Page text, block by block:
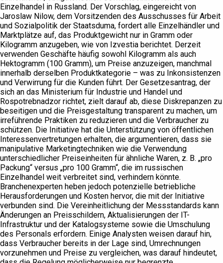
Einzelhandel in Russland. Der Vorschlag, eingereicht von
Jaroslaw Nilow, dem Vorsitzenden des Ausschusses für Arbeit
und Sozialpolitik der Staatsduma, fordert alle Einzelhändler und
Marktplätze auf, das Produktgewicht nur in Gramm oder
Kilogramm anzugeben, wie von Izvestia berichtet. Derzeit
verwenden Geschäfte häufig sowohl Kilogramm als auch
Hektogramm (100 Gramm), um Preise anzuzeigen, manchmal
innerhalb derselben Produktkategorie – was zu Inkonsistenzen
und Verwirrung für die Kunden führt. Der Gesetzesantrag, der
sich an das Ministerium für Industrie und Handel und
Rospotrebnadzor richtet, zielt darauf ab, diese Diskrepanzen zu
beseitigen und die Preisgestaltung transparent zu machen, um
irreführende Praktiken zu reduzieren und die Verbraucher zu
schützen. Die Initiative hat die Unterstützung von öffentlichen
Interessenvertretungen erhalten, die argumentieren, dass sie
manipulative Marketingtechniken wie die Verwendung
unterschiedlicher Preiseinheiten für ähnliche Waren, z. B. „pro
Packung“ versus „pro 100 Gramm“, die im russischen
Einzelhandel weit verbreitet sind, verhindern könnte.
Branchenexperten heben jedoch potenzielle betriebliche
Herausforderungen und Kosten hervor, die mit der Initiative
verbunden sind. Die Vereinheitlichung der Messstandards kann
Änderungen an Preisschildern, Aktualisierungen der IT-
Infrastruktur und der Katalogsysteme sowie die Umschulung
des Personals erfordern. Einige Analysten weisen darauf hin,
dass Verbraucher bereits in der Lage sind, Umrechnungen
vorzunehmen und Preise zu vergleichen, was darauf hindeutet,